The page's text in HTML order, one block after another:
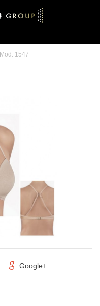
Mod. 1547
Google+